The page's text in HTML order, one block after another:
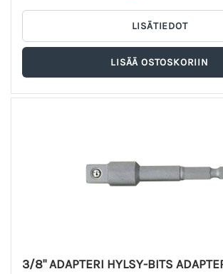
3/8" ADAPTERI HYLSY-BITS